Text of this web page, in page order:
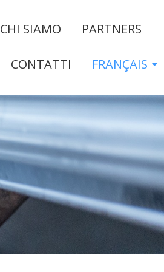
CHI SIAMO PARTNERS
CONTATTI FRANÇAIS